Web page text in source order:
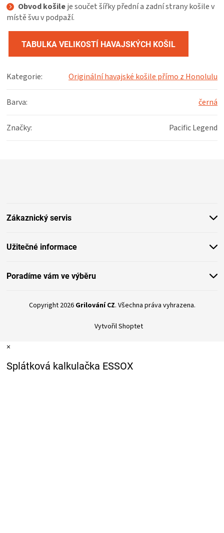
Obvod košileje součet šířky přední a zadní strany košile v
místě švu v podpaží.
TABULKA VELIKOSTÍ HAVAJSKÝCH KOŠIL
Kategorie: Originální havajské košile přímo z Honolulu
Barva: černá
Značky: Pacific Legend
Zákaznický servis
Užitečné informace
Poradíme vám ve výběru
Vytvořil Shoptet
Copyright 2026 Grilování CZ. Všechna práva vyhrazena.
×
Splátková kalkulačka ESSOX